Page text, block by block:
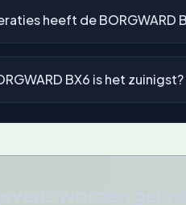
heeft de BORGWARD
BX6 is het zuinigst?